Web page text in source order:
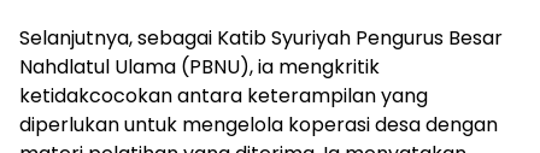
Selanjutnya, sebagai Katib Syuriyah Pengurus Besar
Nahdlatul Ulama (PBNU), ia mengkritik
ketidakcocokan antara keterampilan yang
diperlukan untuk mengelola koperasi desa dengan